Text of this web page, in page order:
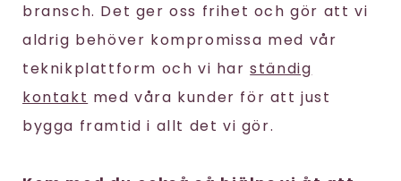
bransch. Det ger oss frihet och gör att vi
aldrig behöver kompromissa med vår
teknikplattform och vi harständig
kontakt med våra kunder för att just
bygga framtid i allt det vi gör.